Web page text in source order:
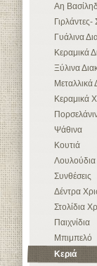
Αη
Γιρλάντες-
Γυάλινα
Κεραμικά
Ξύλινα
Μεταλλικά
Κεραμικά
Ψάθινα
Κουτιά
Λουλούδια
Συνθέσεις
Δέντρα
Στολίδια
Παιχνίδια
Μπιμπελό
Κεριά